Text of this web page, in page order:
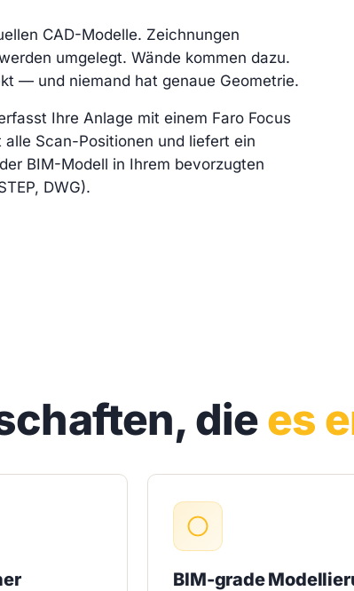
CAD-Modelle. Zeichnungen
umgelegt. Wände kommen dazu.
— und niemand hat genaue Geometrie.
Ihre Anlage mit einem Faro Focus
Scan-Positionen und liefert ein
BIM-Modell in Ihrem bevorzugten
DWG).
diees
BIM-grade